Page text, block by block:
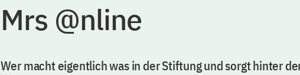
Mrs @nline
Wer macht eigentlich was in der Stiftung und sorgt hinter